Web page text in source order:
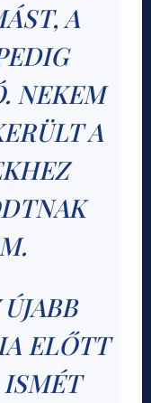
A
NEKEM
A
ELŐTT